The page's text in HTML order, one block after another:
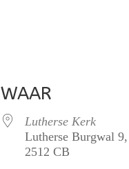
WAAR
Lutherse Kerk
Lutherse Burgwal
2512 CB